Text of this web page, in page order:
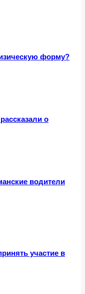
форму?
о
водители
участие в